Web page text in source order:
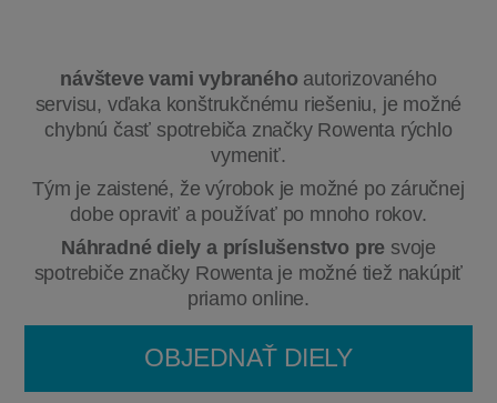
návšteve vami vybraného autorizovaného
servisu, vďaka konštrukčnému riešeniu, je možné
chybnú časť spotrebiča značky Rowenta rýchlo
vymeniť.
Tým je zaistené, že výrobok je možné po záručnej
dobe opraviť a používať po mnoho rokov.
Náhradné diely a príslušenstvo pre svoje
spotrebiče značky Rowenta je možné tiež nakúpiť
priamo online.
OBJEDNAŤ DIELY